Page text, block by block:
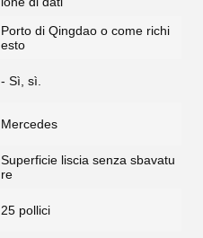
Porto di Qingdao o come richi
esto
- Sì, sì.
Mercedes
Superficie liscia senza sbavatu
re
25 pollici